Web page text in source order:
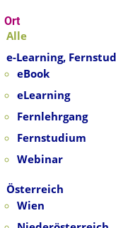
Ort
Alle
e-Learning,
eBook
eLearning
Fernlehrgang
Fernstudium
Webinar
Österreich
Wien